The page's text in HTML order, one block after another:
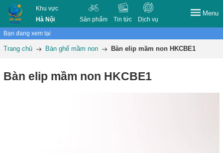
Khu vực
Hà Nội
Sản phẩm Tin tức Dịch vụ
Menu
Bạn đang xem tại
Trang chủ Bàn ghế mầm non Bàn elip mầm non HKCBE1
Bàn elip mầm non HKCBE1